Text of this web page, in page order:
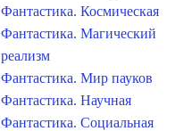
Фантастика. Космическая
Фантастика. Магический
реализм
Фантастика. Мир пауков
Фантастика. Научная
Фантастика. Социальная